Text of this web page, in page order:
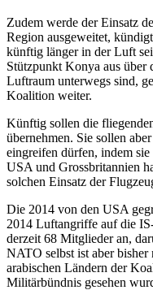
Zudem werde der Einsatz
Region ausgeweitet,
künftig länger in der Luft
Stützpunkt Konya aus über
Luftraum unterwegs sind,
Koalition weiter.
Künftig sollen die
übernehmen. Sie sollen
eingreifen dürfen, indem
USA und Grossbritannien
solchen Einsatz der
Die 2014 von den USA
2014 Luftangriffe auf die
derzeit 68 Mitglieder an,
NATO selbst ist aber
arabischen Ländern der
Militärbündnis gesehen